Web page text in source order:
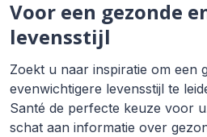
Voor een gezonde
levensstijl
Zoekt u naar inspiratie om een
evenwichtigere levensstijl te
Santé de perfecte keuze voor
schat aan informatie over